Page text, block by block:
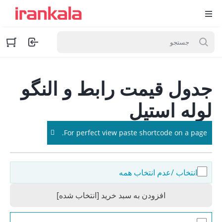
content
جدول قیمت رابط و النگو
لوله استیل
For perfect view paste shortcode on a page.
انتخاب /عدم انتخاب همه
افزودن به سبد خرید [انتخاب شده]